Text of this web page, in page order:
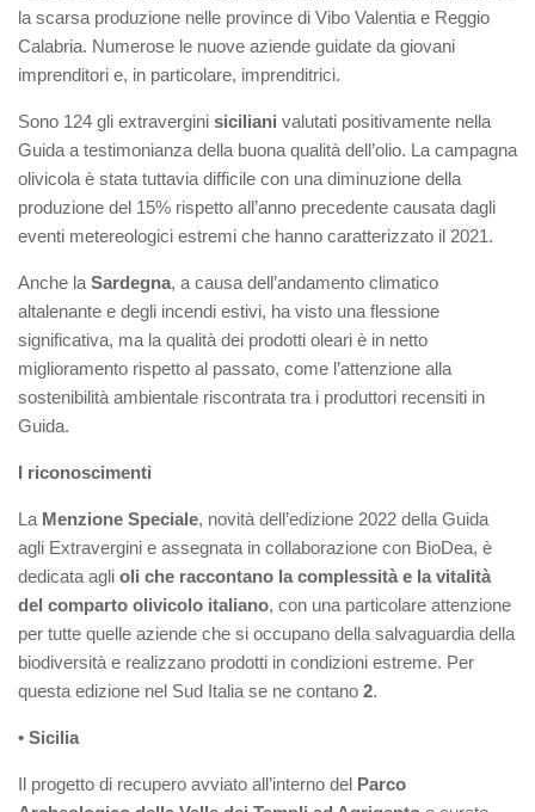
la scarsa produzione nelle province di Vibo Valentia e Reggio
Calabria. Numerose le nuove aziende guidate da giovani
imprenditori e, in particolare, imprenditrici.
Sono 124 gli extravergini siciliani valutati positivamente nella
Guida a testimonianza della buona qualità dell’olio. La campagna
olivicola è stata tuttavia difficile con una diminuzione della
produzione del 15% rispetto all’anno precedente causata dagli
eventi metereologici estremi che hanno caratterizzato il 2021.
Anche la Sardegna, a causa dell’andamento climatico
altalenante e degli incendi estivi, ha visto una flessione
significativa, ma la qualità dei prodotti oleari è in netto
miglioramento rispetto al passato, come l’attenzione alla
sostenibilità ambientale riscontrata tra i produttori recensiti in
Guida.
I riconoscimenti
La Menzione Speciale, novità dell’edizione 2022 della Guida
agli Extravergini e assegnata in collaborazione con BioDea, è
dedicata agli oli che raccontano la complessità e la vitalità
del comparto olivicolo italiano, con una particolare attenzione
per tutte quelle aziende che si occupano della salvaguardia della
biodiversità e realizzano prodotti in condizioni estreme. Per
questa edizione nel Sud Italia se ne contano 2.
• Sicilia
Il progetto di recupero avviato all’interno del Parco